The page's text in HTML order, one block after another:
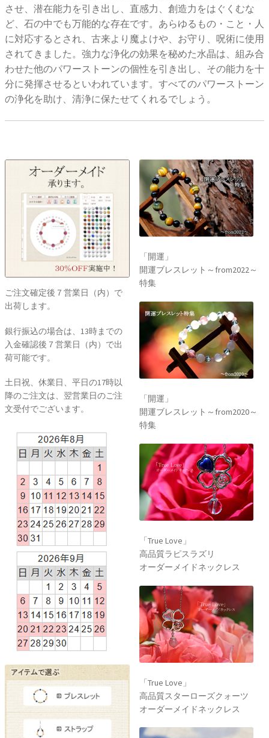
させ、潜在能力を引き出し、直感力、創造力をはぐくむな
ど、石の中でも万能的な存在です。あらゆるもの・こと・人
に対応するとされ、古来より魔よけや、お守り、呪術に使用
されてきました。強力な浄化の効果を秘めた水晶は、組み合
わせた他のパワーストーンの個性を引き出し、その能力を十
分に発揮させるといわれています。すべてのパワーストーン
の浄化を助け、清浄に保たせてくれるでしょう。
ご注文確定後７営業日（内）で
出荷します。
銀行振込の場合は、13時までの
入金確認後７営業日（内）で出
荷可能です。
土日祝、休業日、平日の17時以
降のご注文は、翌営業日のご注
文受付でございます。
「開運」
開運ブレスレット～from2022～
特集
「開運」
開運ブレスレット～from2020～
特集
「True Love」
高品質ラピスラズリ
オーダーメイドネックレス
「True Love」
高品質スターローズクォーツ
オーダーメイドネックレス